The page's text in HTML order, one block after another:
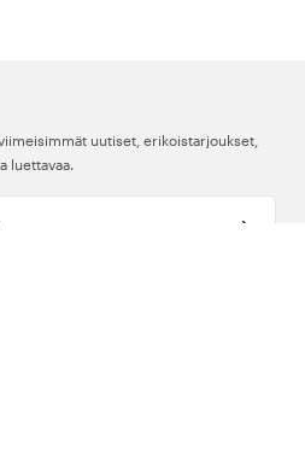
uutiset, erikoistarjoukset,
luettavaa.